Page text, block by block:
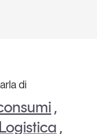
di
,
Logistica ,